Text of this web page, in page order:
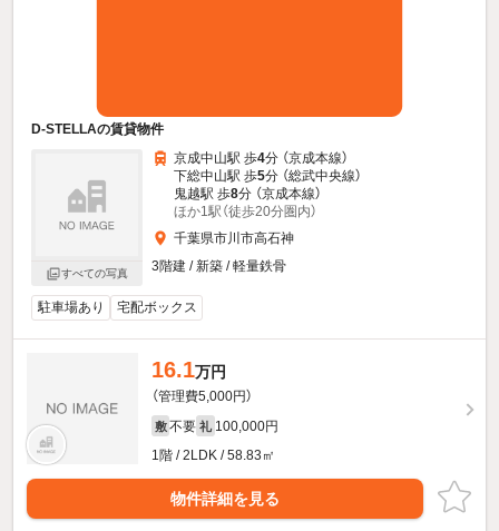
D-STELLAの賃貸物件
すべての写真
京成中山駅 歩4分 （京成本線）
下総中山駅 歩5分 （総武中央線）
鬼越駅 歩8分 （京成本線）
ほか1駅（徒歩20分圏内）
千葉県市川市高石神
3階建 / 新築 / 軽量鉄骨
駐車場あり 宅配ボックス
16.1万円
（管理費5,000円）
敷 不要 礼 100,000円
1階 / 2LDK / 58.83㎡
物件詳細を見る